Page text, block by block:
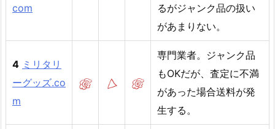
com
るがジャンク品の扱い
があまりない。
4 ミリタリ
ーグッズ.co
m
専門業者。ジャンク品
もOKだが、査定に不満
があった場合送料が発
生する。